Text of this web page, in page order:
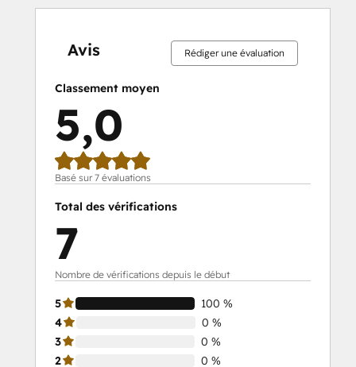
Avis Rédiger une évaluation
Classement moyen
5,0
Basé sur 7 évaluations
Total des vérifications
7
Nombre de vérifications depuis le début
5
100 %
4
0 %
3
0 %
2
0 %